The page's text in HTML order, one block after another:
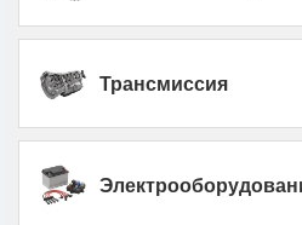
Трансмиссия